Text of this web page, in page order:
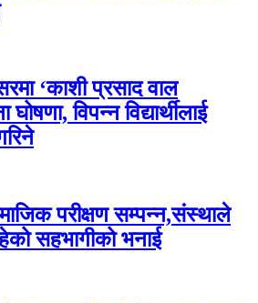
‘काशी प्रसाद वाल
विपन्न विद्यार्थीलाई
परीक्षण सम्पन्न,संस्थाले
सहभागीको भनाई